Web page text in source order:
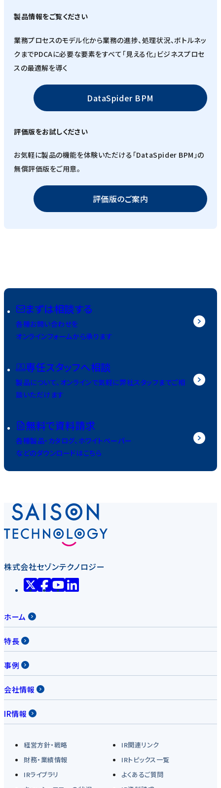
製品情報をご覧ください
業務プロセスのモデル化から業務の進捗、処理状況、ボトルネッ
クまでPDCAに必要な要素をすべて「見える化」ビジネスプロセ
スの最適解を導く
DataSpider BPM
評価版をお試しください
お気軽に製品の機能を体験いただける「DataSpider BPM」の
無償評価版をご用意。
評価版のご案内
まずは相談する
各種お問い合わせを
オンラインフォームから承ります
専任スタッフへ相談
製品について、オンラインで気軽に弊社スタッフまでご相
談いただけます
無料で資料請求
各種製品・カタログ、ホワイトペーパー
などのダウンロードはこちら
株式会社セゾンテクノロジー
ホーム
特長
事例
会社情報
IR情報
経営方針・戦略
IR関連リンク
財務・業績情報
IRトピックス一覧
IRライブラリ
よくあるご質問